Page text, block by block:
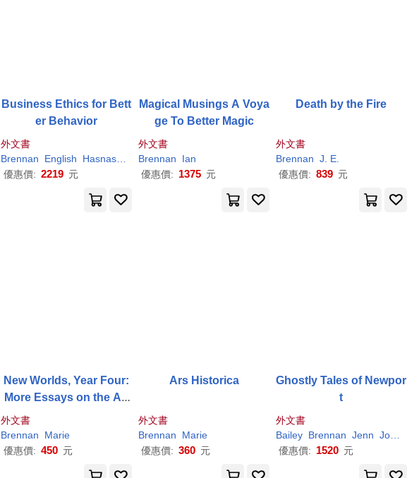
Business Ethics for Bett
er Behavior
外文書
Brennan
English Hasnas Jason John
William
優惠價: 2219 元
Magical Musings A Voya
ge To Better Magic
外文書
Brennan
Ian
優惠價: 1375 元
Death by the Fire
外文書
Brennan J. E.
優惠價: 839 元
New Worlds, Year Four:
More Essays on the Art
of Worldbuilding
外文書
Brennan
Marie
優惠價: 450 元
Ars Historica
外文書
Brennan
Marie
優惠價: 360 元
Ghostly Tales of Newpor
t
外文書
Bailey Brennan Jenn John T.
優惠價: 1520 元